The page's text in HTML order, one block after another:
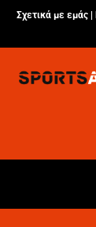
Σχετικά με εμάς |